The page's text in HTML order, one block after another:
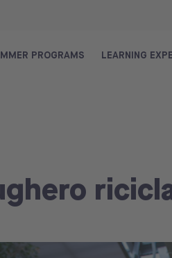
PROGRAMS LEARNING